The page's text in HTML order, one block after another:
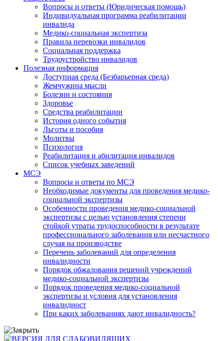
Вопросы и ответы (Юридическая помощь)
Индивидуальная программа реабилитации
инвалида
Медико-социальная экспертиза
Правила перевозки инвалидов
Социальная поддержка
Трудоустройство инвалидов
Полезная информация
Доступная среда (Безбарьерная среда)
Жемчужина мысли
Болезни и состояния
Здоровье
Средства реабилитации
История одного события
Льготы и пособия
Молитвы
Психология
Реабилитация и абилитация инвалидов
Список учебных заведений
МСЭ
Вопросы и ответы по МСЭ
Необходимые документы для проведения медико-
социальной экспертизы
Особенности проведения медико-социальной
экспертизы с целью установления степени
стойкой утраты трудоспособности в результате
профессионального заболевания или несчастного
случая на производстве
Перечень заболеваний для определения
инвалидности
Порядок обжалования решений учреждений
медико-социальной экспертизы
Порядок проведения медико-социальной
экспертизы и условия для установления
инвалидност
При каких заболеваниях дают инвалидность?